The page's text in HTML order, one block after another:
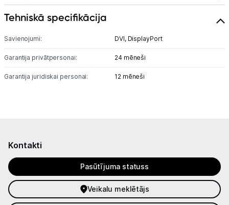
Blogs
Piegāde un apmaksa
Informācija
Tehniskā specifikācija
Savienojumi: DVI, DisplayPort
Garantija privātpersonai: 24 mēneši
Garantija juridiskai personai: 12 mēneši
Kontakti
Pasūtījuma statuss
Veikalu meklētājs